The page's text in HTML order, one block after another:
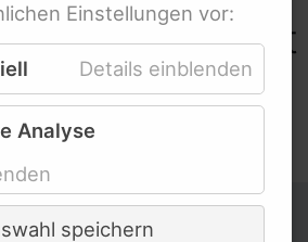
"Leicht
suchen
Einstellungen vor:
Details einblenden
Analyse
speichern